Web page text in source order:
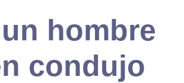
hombre
condujo